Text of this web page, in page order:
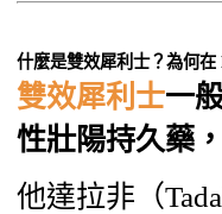
什麼是雙效犀利士？為何在
雙效犀利士一
性壯陽持久藥
他達拉非（